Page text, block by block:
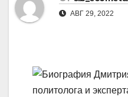
АВГ 29, 2022